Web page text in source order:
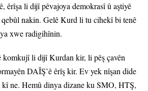
êrîşa li dijî pêvajoya demokrasî û aştiyê
nakin. Gelê Kurd li tu cihekî bi tenê
xwe radigihînin.
komkujî li dijî Kurdan kir, li pêş çavên
DAÎŞ’ê êrîş kir. Ev yek nîşan dide
ne. Hemû dinya dizane ku SMO, HTŞ,